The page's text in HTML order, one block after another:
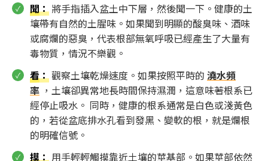
聞： 將手指插入盆土中下層，然後聞一下。健康的土
壤帶有自然的土腥味。如果聞到明顯的酸臭味、酒味
或腐爛的惡臭，代表根部無氧呼吸已經產生了大量有
毒物質，情況不樂觀。
看：觀察土壤乾燥速度。如果按照平時的 澆水頻
率 ，土壤卻異常地長時間保持濕潤，這意味著根系已
經停止吸水。 同時，健康的根系通常是白色或淺黃色
的，若從盆底排水孔看到發黑、變軟的根，就是爛根
的明確信號。
摸： 用手輕輕觸摸靠近土壤的莖基部。如果莖部依然